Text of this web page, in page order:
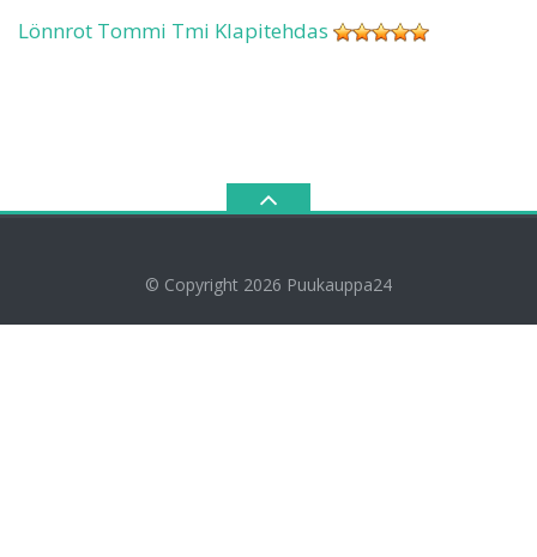
Lönnrot Tommi Tmi Klapitehdas
© Copyright 2026 Puukauppa24